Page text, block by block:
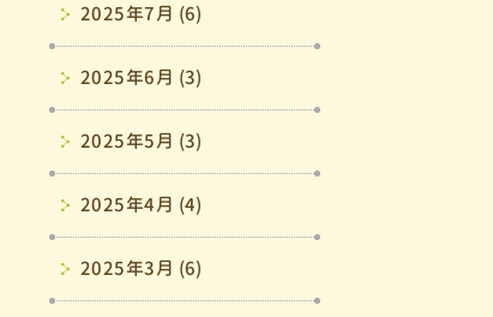
2025年7月 (6)
2025年6月 (3)
2025年5月 (3)
2025年4月 (4)
2025年3月 (6)